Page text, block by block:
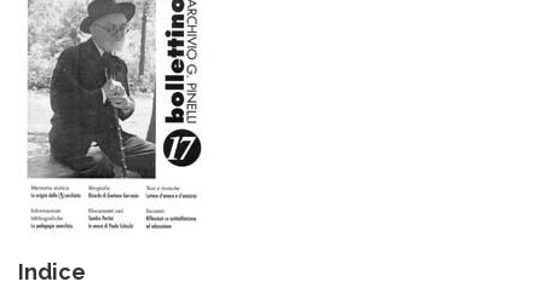
Indice